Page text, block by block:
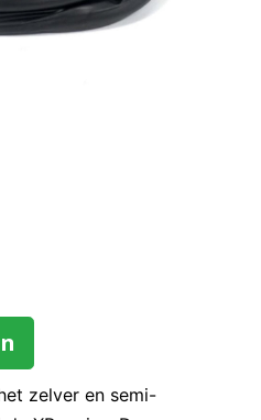
zelver en semi-